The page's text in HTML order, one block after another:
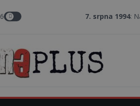
: Na americké